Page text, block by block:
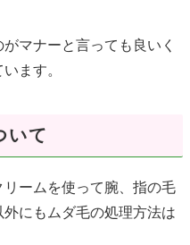
マナーと言っても良いく
ます。
いて
ームを使って腕、指の毛
にもムダ毛の処理方法は